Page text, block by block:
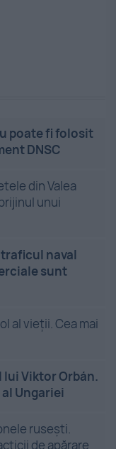
poate fi folosit
DNSC
din Valea
unui
naval
sunt
al vieții. Cea mai
lui Viktor Orbán.
Ungariei
rusești.
de apărare